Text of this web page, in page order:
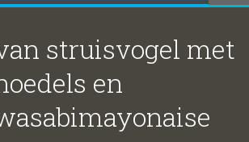
struisvogel met
en